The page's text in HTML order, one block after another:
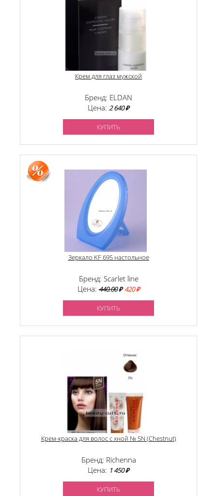
Крем для глаз мужской
Бренд: ELDAN
Цена: 2 640 ₽
КУПИТЬ
Зеркало KF 695 настольное
Бренд: Scarlet line
Цена:440.00₽ 420 ₽
КУПИТЬ
Крем-краска для волос с хной № 5N (Chestnut)
Бренд: Richenna
Цена: 1 450 ₽
КУПИТЬ